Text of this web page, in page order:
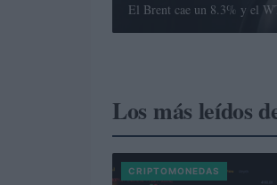
El Brent cae un 8.3% y el
Los más leídos
CRIPTOMONEDAS